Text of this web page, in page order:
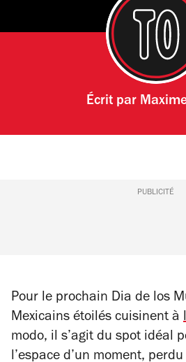
Écrit par
PUBLICITÉ
Pour le prochain Dia de los
Mexicains étoilés cuisinent à
modo, il s’agit du spot idéal
l’espace d’un moment,